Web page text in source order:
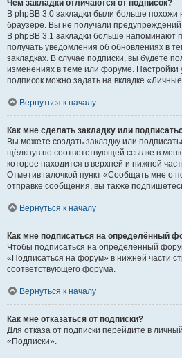
Чем закладки отличаются от подписок?
В phpBB 3.0 закладки были больше похожи
браузере. Вы не получали
В phpBB 3.1 закладки больше напоминают
получать уведомления об обновлениях в
закладках. В случае подписки, вы будете
изменениях в теме или форуме. Настройки
подписок можно задать на вкладке
Вернуться к началу
Как мне сделать закладку или
Вы можете создать закладку или
щёлкнув по соответствующей ссылке в
которое находится в верхней и нижней
Отметив галочкой пункт «Сообщать мне о
отправке сообщения, вы также
Вернуться к началу
Как мне подписаться на определённый
Чтобы подписаться на определённый
«Подписаться на форум» в нижней части
соответствующего форума.
Вернуться к началу
Как мне отказаться от подписки?
Для отказа от подписки перейдите в
«Подписки».